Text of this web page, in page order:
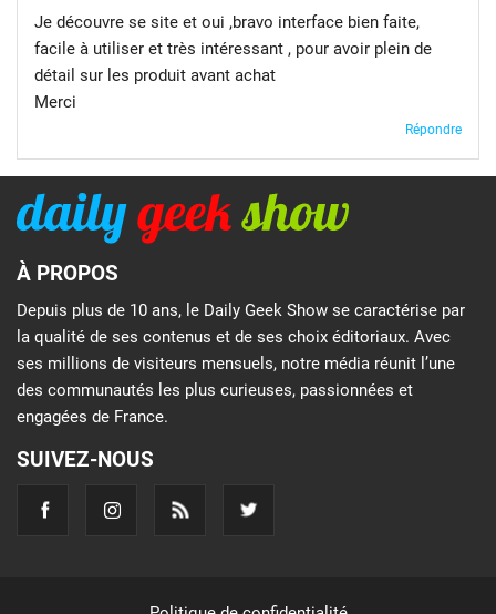
Je découvre se site et oui ,bravo interface bien faite,
facile à utiliser et très intéressant , pour avoir plein de
détail sur les produit avant achat
Merci
Répondre
À PROPOS
Depuis plus de 10 ans, le Daily Geek Show se caractérise par
la qualité de ses contenus et de ses choix éditoriaux. Avec
ses millions de visiteurs mensuels, notre média réunit l’une
des communautés les plus curieuses, passionnées et
engagées de France.
SUIVEZ-NOUS